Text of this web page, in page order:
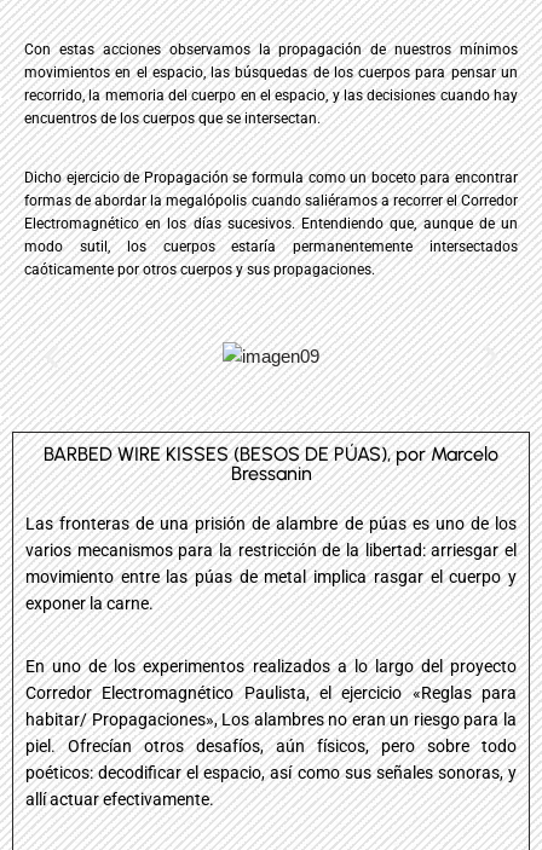
Con estas acciones observamos la propagación de nuestros mínimos
movimientos en el espacio, las búsquedas de los cuerpos para pensar un
recorrido, la memoria del cuerpo en el espacio, y las decisiones cuando hay
encuentros de los cuerpos que se intersectan.
Dicho ejercicio de Propagación se formula como un boceto para encontrar
formas de abordar la megalópolis cuando saliéramos a recorrer el Corredor
Electromagnético en los días sucesivos. Entendiendo que, aunque de un
modo sutil, los cuerpos estaría permanentemente intersectados
caóticamente por otros cuerpos y sus propagaciones.
BARBED WIRE KISSES (BESOS DE PÚAS), por Marcelo
Bressanin
Las fronteras de una prisión de alambre de púas es uno de los
varios mecanismos para la restricción de la libertad: arriesgar el
movimiento entre las púas de metal implica rasgar el cuerpo y
exponer la carne.
En uno de los experimentos realizados a lo largo del proyecto
Corredor Electromagnético Paulista, el ejercicio «Reglas para
habitar/ Propagaciones», Los alambres no eran un riesgo para la
piel. Ofrecían otros desafíos, aún físicos, pero sobre todo
poéticos: decodificar el espacio, así como sus señales sonoras, y
allí actuar efectivamente.